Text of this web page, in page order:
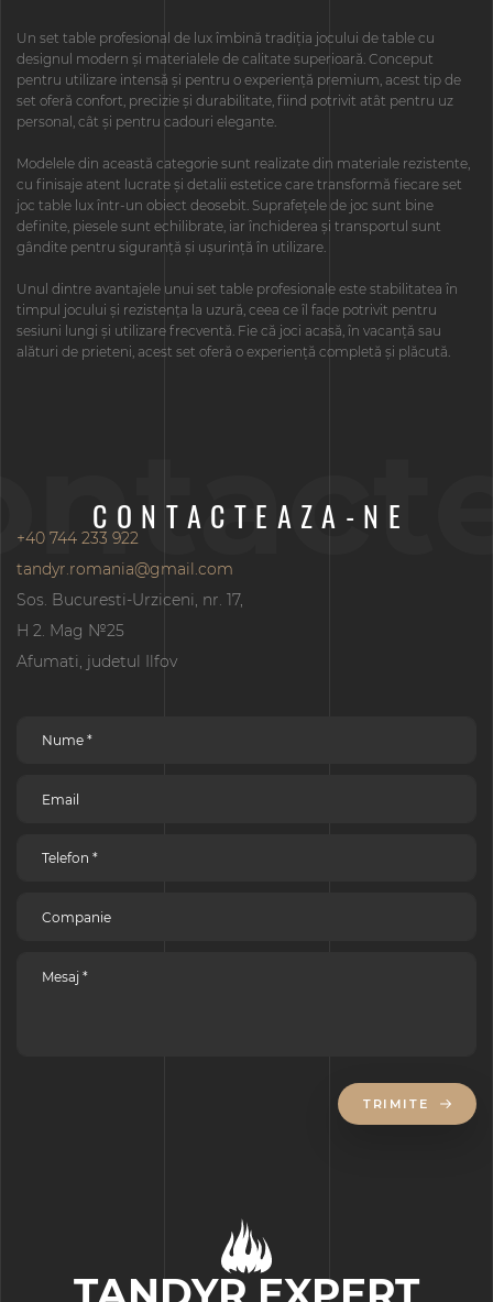
Un set table profesional de lux îmbină tradiția jocului de table cu
designul modern și materialele de calitate superioară. Conceput
pentru utilizare intensă și pentru o experiență premium, acest tip de
set oferă confort, precizie și durabilitate, fiind potrivit atât pentru uz
personal, cât și pentru cadouri elegante.
Modelele din această categorie sunt realizate din materiale rezistente,
cu finisaje atent lucrate și detalii estetice care transformă fiecare set
joc table lux într-un obiect deosebit. Suprafețele de joc sunt bine
definite, piesele sunt echilibrate, iar închiderea și transportul sunt
gândite pentru siguranță și ușurință în utilizare.
Unul dintre avantajele unui set table profesionale este stabilitatea în
timpul jocului și rezistența la uzură, ceea ce îl face potrivit pentru
sesiuni lungi și utilizare frecventă. Fie că joci acasă, în vacanță sau
alături de prieteni, acest set oferă o experiență completă și plăcută.
CONTACTEAZA-NE
+40 744 233 922
tandyr.romania@gmail.com
Sos. Bucuresti-Urziceni, nr. 17,
H 2. Mag №25
Afumati, judetul Ilfov
TRIMITE